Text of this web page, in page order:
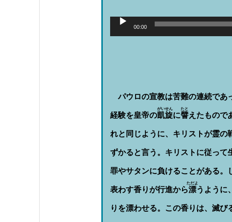
プ
00:00
パウロの宣教は苦難の連続であ
経験を皇帝の凱旋
がいせん
に譬
たと
えたもので
れと同じように、キリストが霊の
ずかると言う。キリストに従って
罪やサタンに負けることがある
表わす香りが行進から漂
ただよ
うように
りを漂わせる。この香りは、滅